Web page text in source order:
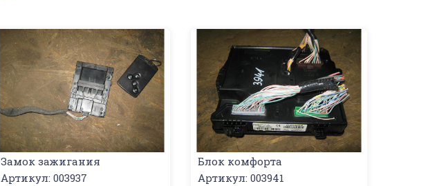
Замок зажигания
Артикул: 003937
Блок комфорта
Артикул: 003941